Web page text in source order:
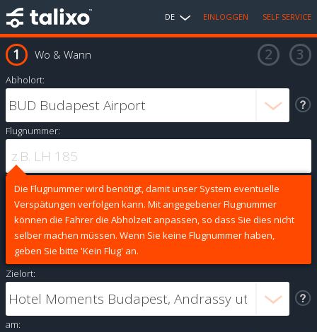
DE EINLOGGEN SELF SERVICE
Wo & Wann
Abholort:
Flugnummer:
Die Flugnummer wird benötigt, damit unser System eventuelle
Verspätungen verfolgen kann. Mit angegebener Flugnummer
können die Fahrer die Abholzeit anpassen, so dass Sie dies nicht
selber machen müssen. Wenn Sie keine Flugnummer haben,
geben Sie bitte 'Kein Flug' an.
Zielort:
am: